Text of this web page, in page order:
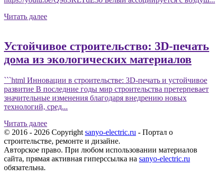
Читать далее
Устойчивое строительство: 3D-печать
дома из экологических материалов
```html Инновации в строительстве: 3D-печать и устойчивое
развитие В последние годы мир строительства претерпевает
значительные изменения благодаря внедрению новых
технологий, сред...
Читать далее
© 2016 - 2026 Copyright sanyo-electric.ru - Портал о
строительстве, ремонте и дизайне.
Авторское право. При любом использовании материалов
сайта, прямая активная гиперссылка на sanyo-electric.ru
обязательна.